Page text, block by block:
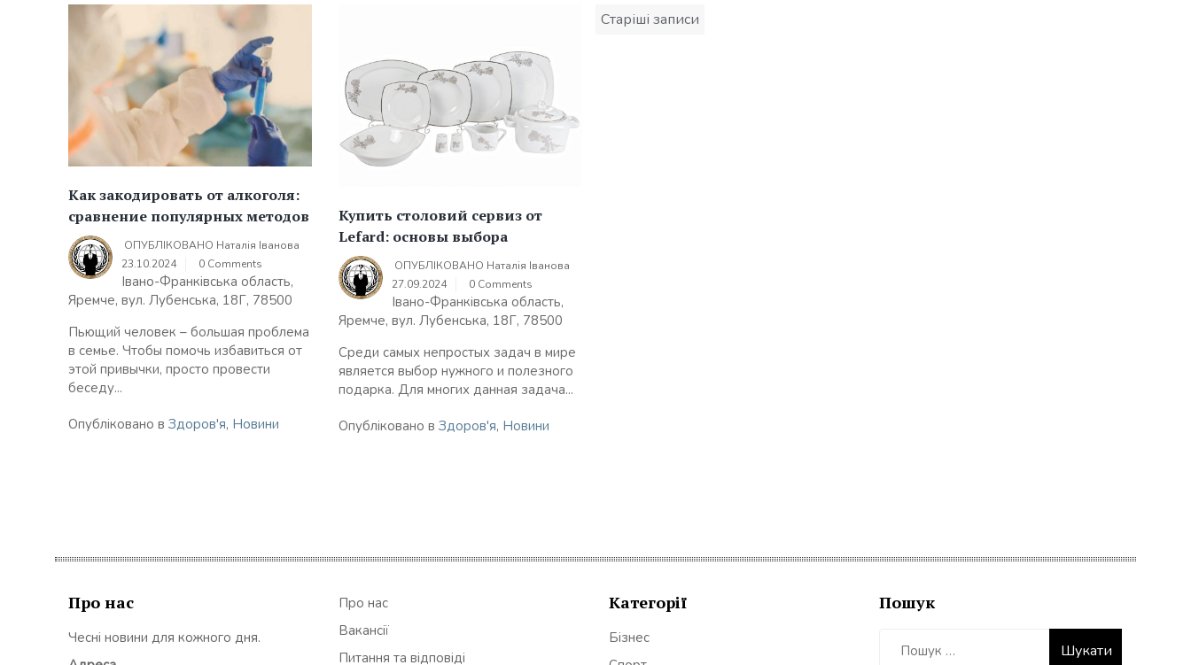
Как закодировать от алкоголя:
сравнение популярных методов
ОПУБЛІКОВАНО Наталія Іванова
23.10.2024
0 Comments
Івано-Франківська область,
Яремче, вул. Лубенська, 18Г, 78500
Пьющий человек – большая проблема
в семье. Чтобы помочь избавиться от
этой привычки, просто провести
беседу...
Опубліковано в Здоров'я, Новини
Купить столовий сервиз от
Lefard: основы выбора
ОПУБЛІКОВАНО Наталія Іванова
27.09.2024
0 Comments
Івано-Франківська область,
Яремче, вул. Лубенська, 18Г, 78500
Среди самых непростых задач в мире
является выбор нужного и полезного
подарка. Для многих данная задача...
Опубліковано в Здоров'я, Новини
Навігація
Старіші записи
Про нас
Чесні новини для кожного дня.
Про нас
Вакансії
Питання та відповіді
Категорії
Бізнес
Пошук